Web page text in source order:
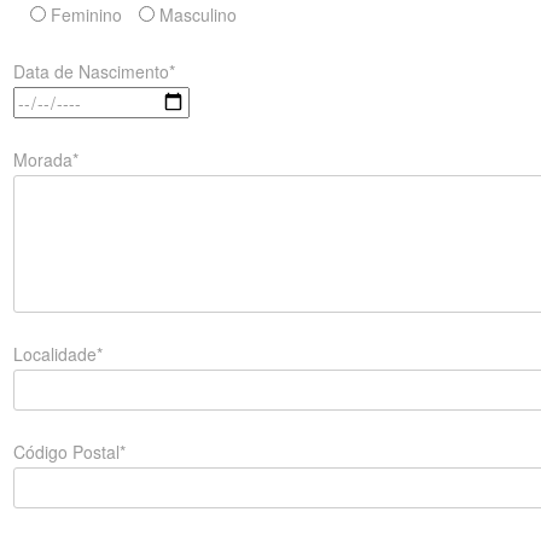
Feminino Masculino
Data de Nascimento*
Morada*
Localidade*
Código Postal*